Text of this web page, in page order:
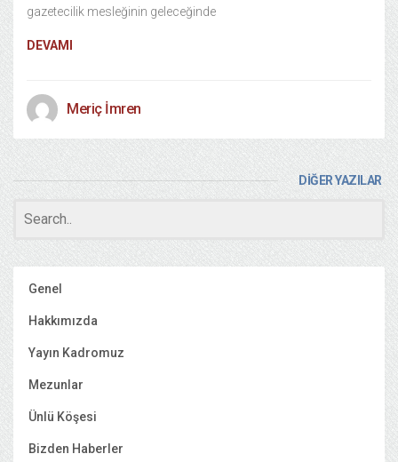
gazetecilik mesleğinin geleceğinde
DEVAMI
Meriç İmren
DİĞER YAZILAR
Genel
Hakkımızda
Yayın Kadromuz
Mezunlar
Ünlü Köşesi
Bizden Haberler